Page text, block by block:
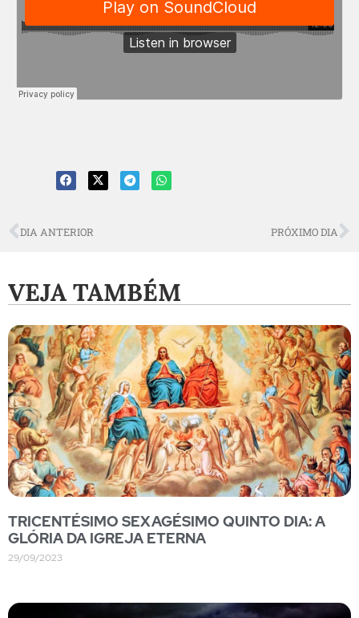
DIA ANTERIOR PRÓXIMO DIA
VEJA TAMBÉM
TRICENTÉSIMO SEXAGÉSIMO QUINTO DIA: A
GLÓRIA DA IGREJA ETERNA
29/09/2023